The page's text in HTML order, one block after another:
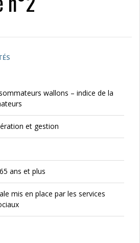
wallons – indice de la
et gestion
ans et plus
mis en place par les services